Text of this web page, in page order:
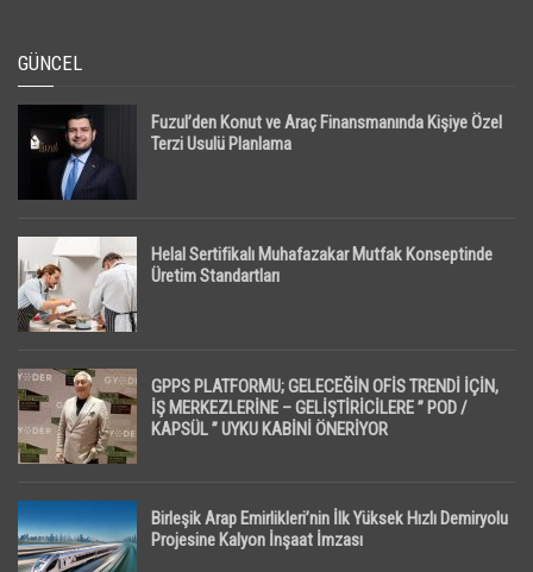
GÜNCEL
Fuzul’den Konut ve Araç Finansmanında Kişiye Özel
Terzi Usulü Planlama
Helal Sertifikalı Muhafazakar Mutfak Konseptinde
Üretim Standartları
GPPS PLATFORMU; GELECEĞİN OFİS TRENDİ İÇİN,
İŞ MERKEZLERİNE – GELİŞTİRİCİLERE ” POD /
KAPSÜL ” UYKU KABİNİ ÖNERİYOR
Birleşik Arap Emirlikleri’nin İlk Yüksek Hızlı Demiryolu
Projesine Kalyon İnşaat İmzası